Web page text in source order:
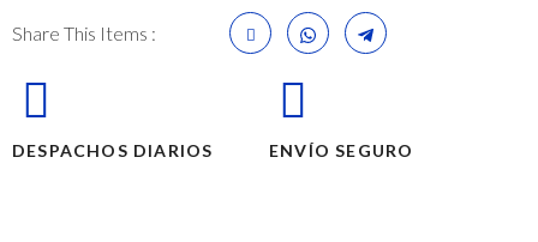
Share This Items :
DESPACHOS DIARIOS ENVÍO SEGURO